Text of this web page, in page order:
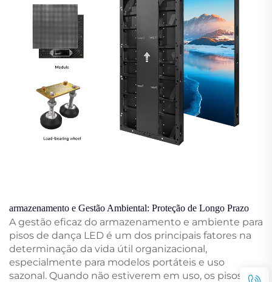
armazenamento e Gestão Ambiental: Proteção de Longo Prazo
A gestão eficaz do armazenamento e ambiente para
pisos de dança LED é um dos principais fatores na
determinação da vida útil organizacional,
especialmente para modelos portáteis e uso
sazonal. Quando não estiverem em uso, os pisos